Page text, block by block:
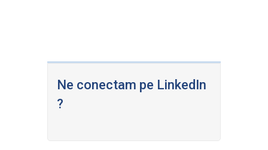
Ne conectam pe LinkedIn
?